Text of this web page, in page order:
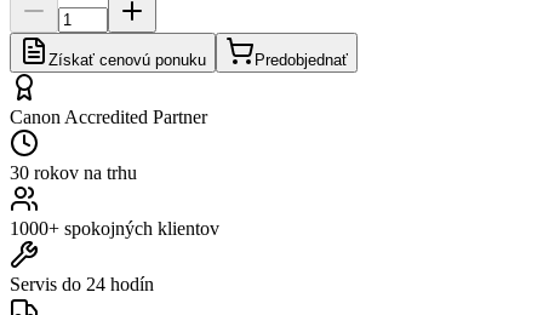
Získať cenovú ponuku Predobjednať
Canon Accredited Partner
30 rokov na trhu
1000+ spokojných klientov
Servis do 24 hodín